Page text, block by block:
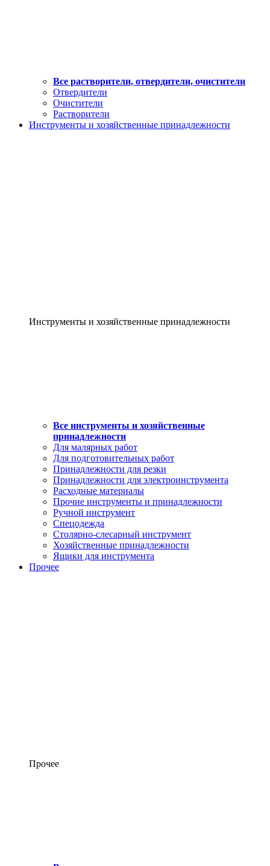
Все растворители, отвердители, очистители
Отвердители
Очистители
Растворители
Инструменты и хозяйственные принадлежности
Инструменты и хозяйственные принадлежности
Все инструменты и хозяйственные
принадлежности
Для малярных работ
Для подготовительных работ
Принадлежности для резки
Принадлежности для электроинструмента
Расходные материалы
Прочие инструменты и принадлежности
Ручной инструмент
Спецодежда
Столярно-слесарный инструмент
Хозяйственные принадлежности
Ящики для инструмента
Прочее
Прочее